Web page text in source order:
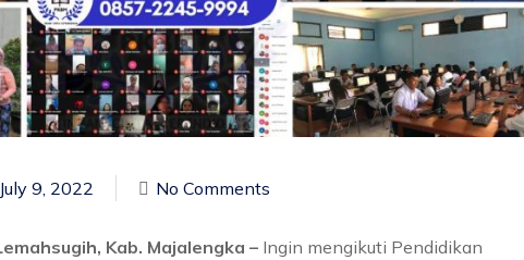
July 9, 2022 No Comments
Kab. Majalengka – Ingin mengikuti Pendidikan